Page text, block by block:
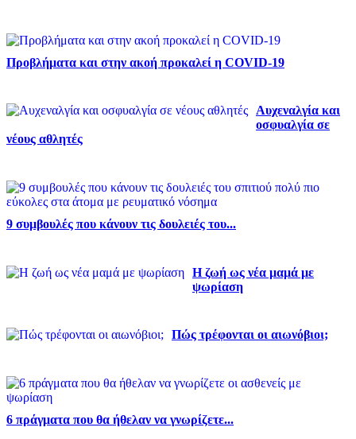
Προβλήματα και στην ακοή προκαλεί η COVID-19
Αυχεναλγία και
οσφυαλγία σε
νέους αθλητές
9 συμβουλές που κάνουν τις δουλειές του...
Η ζωή ως νέα μαμά με
ψωρίαση
Πώς τρέφονται οι αιωνόβιοι;
6 πράγματα που θα ήθελαν να γνωρίζετε...